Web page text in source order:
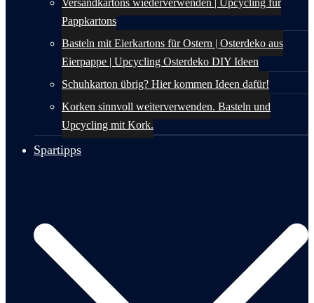
Versandkartons wiederverwenden | Upcycling für
Pappkartons
Basteln mit Eierkartons für Ostern | Osterdeko aus
Eierpappe | Upcycling Osterdeko DIY Ideen
Schuhkarton übrig? Hier kommen Ideen dafür!
Korken sinnvoll weiterverwenden. Basteln und
Upcycling mit Kork.
Spartipps